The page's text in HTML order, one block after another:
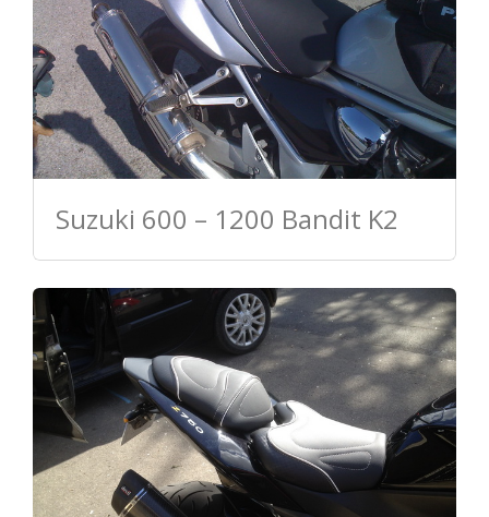
Suzuki 600 – 1200 Bandit K2